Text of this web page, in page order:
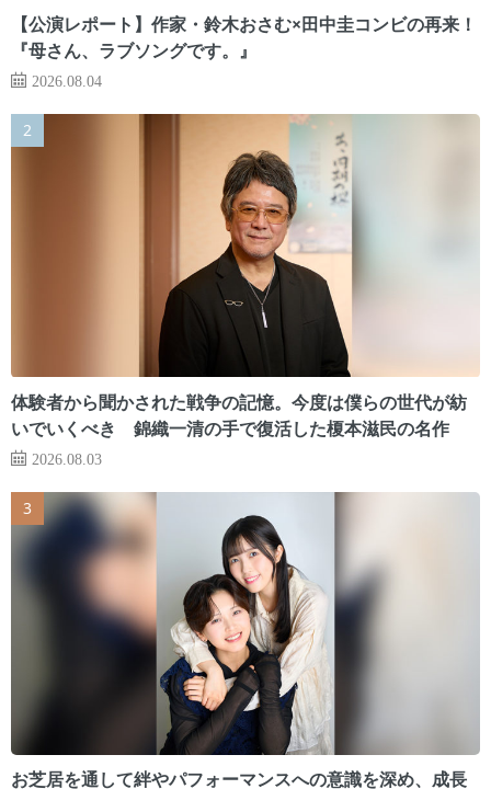
【公演レポート】作家・鈴木おさむ×田中圭コンビの再来！
『母さん、ラブソングです。』
2026.08.04
体験者から聞かされた戦争の記憶。今度は僕らの世代が紡
いでいくべき 錦織一清の手で復活した榎本滋民の名作
2026.08.03
お芝居を通して絆やパフォーマンスへの意識を深め、成長